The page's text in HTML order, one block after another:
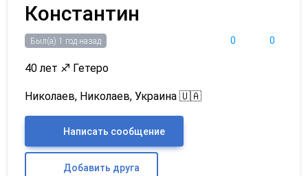
Константин
0 0
Был(а) 1 год назад
40 лет ♐ Гетеро
Николаев, Николаев, Украина 🇺🇦
Написать сообщение
Добавить друга